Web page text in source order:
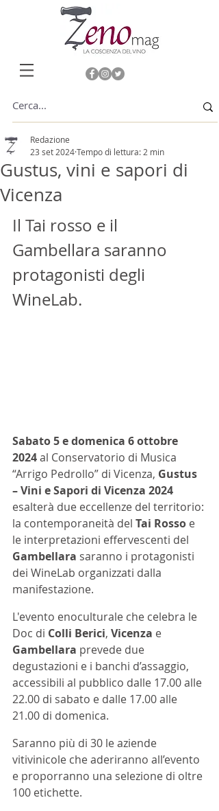
Gustus, vini e sapori di
Vicenza
Redazione
23 set 2024Tempo di lettura: 2 min
Il Tai rosso e il
Gambellara saranno
protagonisti degli
WineLab.
Sabato 5 e domenica 6 ottobre
2024 al Conservatorio di Musica
“Arrigo Pedrollo” di Vicenza, Gustus
– Vini e Sapori di Vicenza 2024
esalterà due eccellenze del territorio:
la contemporaneità del Tai Rosso e
le interpretazioni effervescenti del
Gambellara saranno i protagonisti
dei WineLab organizzati dalla
manifestazione.
L'evento enoculturale che celebra le
Doc di Colli Berici, Vicenza e
Gambellara prevede due
degustazioni e i banchi d’assaggio,
accessibili al pubblico dalle 17.00 alle
22.00 di sabato e dalle 17.00 alle
21.00 di domenica.
Saranno più di 30 le aziende
vitivinicole che aderiranno all’evento
e proporranno una selezione di oltre
100 etichette.